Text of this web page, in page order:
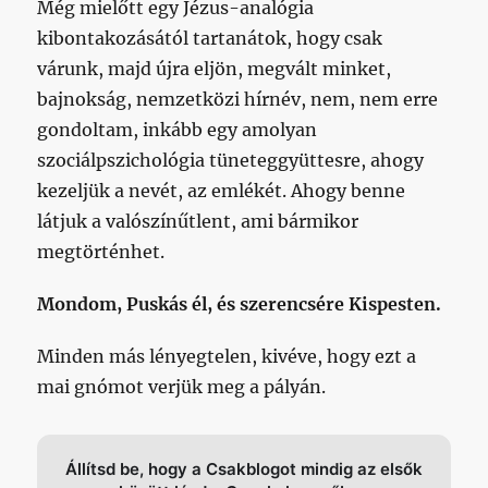
Még mielőtt egy Jézus-analógia
kibontakozásától tartanátok, hogy csak
várunk, majd újra eljön, megvált minket,
bajnokság, nemzetközi hírnév, nem, nem erre
gondoltam, inkább egy amolyan
szociálpszichológia tüneteggyüttesre, ahogy
kezeljük a nevét, az emlékét. Ahogy benne
látjuk a valószínűtlent, ami bármikor
megtörténhet.
Mondom, Puskás él, és szerencsére Kispesten.
Minden más lényegtelen, kivéve, hogy ezt a
mai gnómot verjük meg a pályán.
Állítsd be, hogy a Csakblogot mindig az elsők